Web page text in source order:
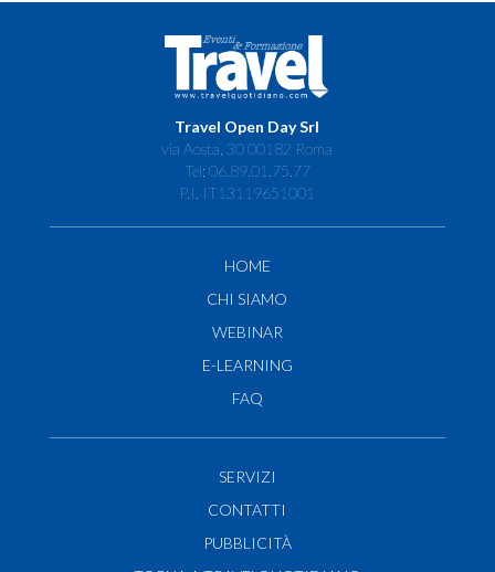
Travel Open Day Srl
via Aosta, 30 00182 Roma
Tel: 06.89.01.75.77
P.I. IT13119651001
HOME
CHI SIAMO
WEBINAR
E-LEARNING
FAQ
SERVIZI
CONTATTI
PUBBLICITÀ